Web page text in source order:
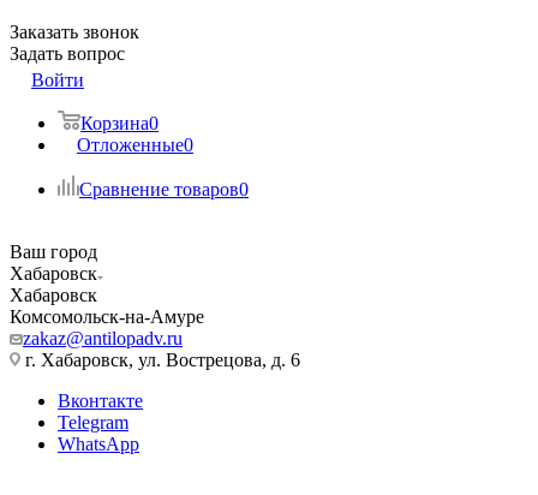
Заказать звонок
Задать вопрос
Войти
Корзина0
Отложенные0
Сравнение товаров0
Ваш город
Хабаровск
Хабаровск
Комсомольск-на-Амуре
zakaz@antilopadv.ru
г. Хабаровск, ул. Вострецова, д. 6
Вконтакте
Telegram
WhatsApp